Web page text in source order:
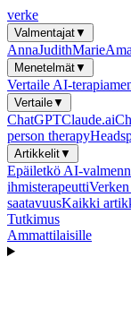
verke
Valmentajat▼
AnnaJudithMarie
Menetelmät▼
Vertaile AI-
Vertaile▼
ChatGPTClaude.ai
person therapy
Artikkelit▼
Epäiletkö AI-
ihmisterapeutti
saatavuusKaikki
Tutkimus
Ammattilaisille